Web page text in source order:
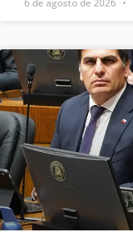
6 de agosto de 2026